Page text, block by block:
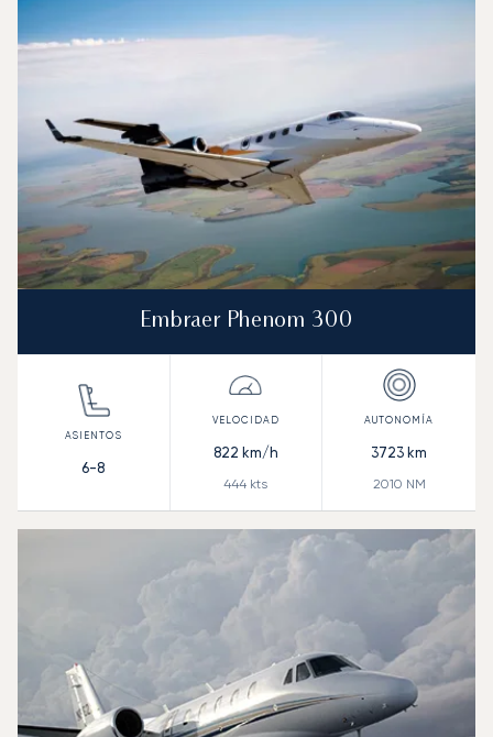
Embraer Phenom 300
6-8
822 km/h
444 kts
3723 km
2010 NM